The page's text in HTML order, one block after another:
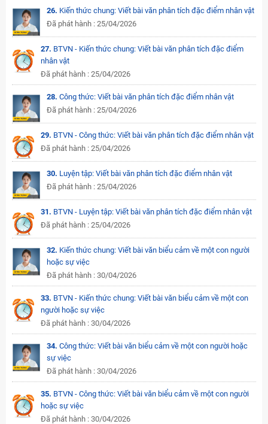
26. Kiến thức chung: Viết bài văn phân tích đặc điểm nhân vật
Đã phát hành : 25/04/2026
27. BTVN - Kiến thức chung: Viết bài văn phân tích đặc điểm
nhân vật
Đã phát hành : 25/04/2026
28. Công thức: Viết bài văn phân tích đặc điểm nhân vật
Đã phát hành : 25/04/2026
29. BTVN - Công thức: Viết bài văn phân tích đặc điểm nhân vật
Đã phát hành : 25/04/2026
30. Luyện tập: Viết bài văn phân tích đặc điểm nhân vật
Đã phát hành : 25/04/2026
31. BTVN - Luyện tập: Viết bài văn phân tích đặc điểm nhân vật
Đã phát hành : 25/04/2026
32. Kiến thức chung: Viết bài văn biểu cảm về một con người
hoặc sự việc
Đã phát hành : 30/04/2026
33. BTVN - Kiến thức chung: Viết bài văn biểu cảm về một con
người hoặc sự việc
Đã phát hành : 30/04/2026
34. Công thức: Viết bài văn biểu cảm về một con người hoặc
sự việc
Đã phát hành : 30/04/2026
35. BTVN - Công thức: Viết bài văn biểu cảm về một con người
hoặc sự việc
Đã phát hành : 30/04/2026